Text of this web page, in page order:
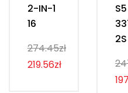
2-IN-1
16
274.45zł
219.56zł
S5
2S